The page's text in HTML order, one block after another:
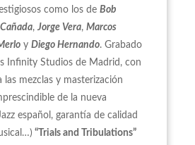
como los de Bob
,Jorge Vera, Marcos
y Diego Hernando. Grabado
Infinity Studios de Madrid, con
las mezclas y masterización
de la nueva
español, garantía de calidad
“Trials and Tribulations”